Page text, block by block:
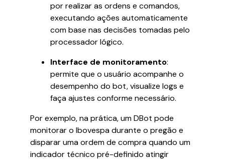
por realizar as ordens e comandos,
executando ações automaticamente
com base nas decisões tomadas pelo
processador lógico.
Interface de monitoramento:
permite que o usuário acompanhe o
desempenho do bot, visualize logs e
faça ajustes conforme necessário.
Por exemplo, na prática, um DBot pode
monitorar o Ibovespa durante o pregão e
disparar uma ordem de compra quando um
indicador técnico pré-definido atingir